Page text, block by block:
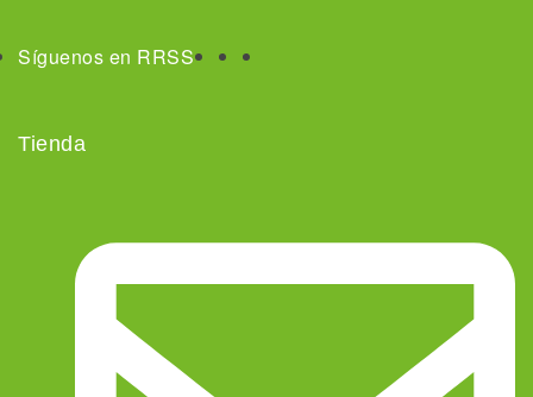
Síguenos en RRSS
Tienda